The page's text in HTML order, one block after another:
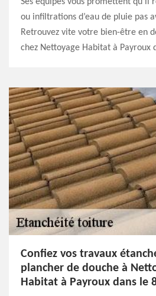
ou infiltrations d’eau de pluie pas
Retrouvez vite votre bien-être en
chez Nettoyage Habitat à Payroux
Confiez vos travaux
plancher de douche à
Habitat à Payroux dans le